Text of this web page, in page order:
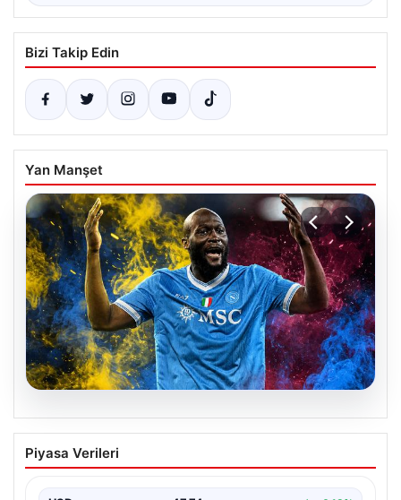
Bizi Takip Edin
Yan Manşet
07.08.2026
Fenerbahçe’nin İstediği Lukaku’yu
Trabzonspor da Takip Ediyor: Yeni
Piyasa Verileri